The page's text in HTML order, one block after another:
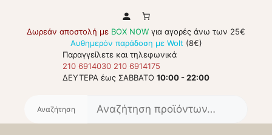
περιεχόμενο
Δωρεάν αποστολή με BOX NOW για αγορές άνω των 25€
Αυθημερόν παράδοση με Wolt (8€)
Παραγγείλετε και τηλεφωνικά
210 6914030 210 6914175
ΔΕΥΤΕΡΑ έως ΣΑΒΒΑΤΟ 10:00 - 22:00